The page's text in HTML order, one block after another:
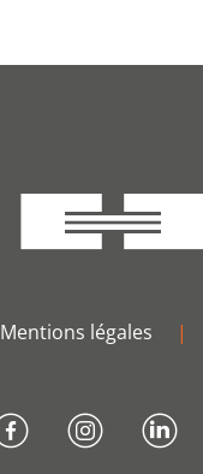
Mentions légales |